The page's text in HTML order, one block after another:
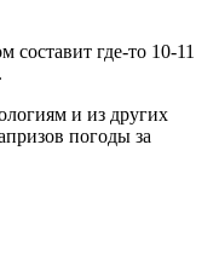
где-то 10-11
и из других
погоды за